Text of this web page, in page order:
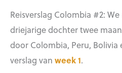
Reisverslag Colombia #2:
driejarige dochter twee
door Colombia, Peru, Bolivia
verslag van week 1.